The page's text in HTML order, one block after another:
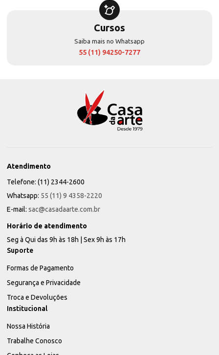
Cursos
Saiba mais no Whatsapp
55 (11) 94250-7277
Atendimento
Telefone: (11) 2344-2600
Whatsapp: 55 (11) 9 4358-2220
E-mail: sac@casadaarte.com.br
Horário de atendimento
Seg à Qui das 9h às 18h | Sex 9h às 17h
Suporte
Formas de Pagamento
Segurança e Privacidade
Troca e Devoluções
Institucional
Nossa História
Trabalhe Conosco